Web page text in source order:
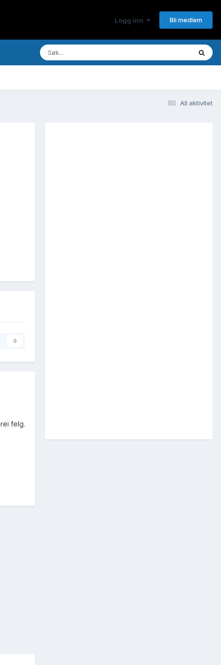
Logg inn Bli medlem
All aktivitet
0
felg.